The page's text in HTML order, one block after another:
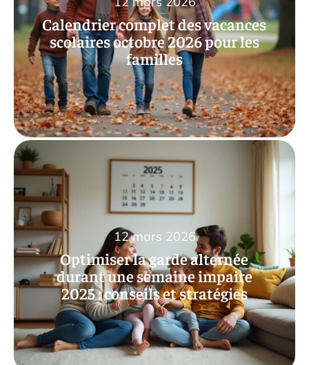
Calendrier complet des vacances
scolaires octobre 2026 pour les
familles
Optimiser la garde alternée
durant une semaine impaire
2025 : conseils et stratégies
12 mars 2026